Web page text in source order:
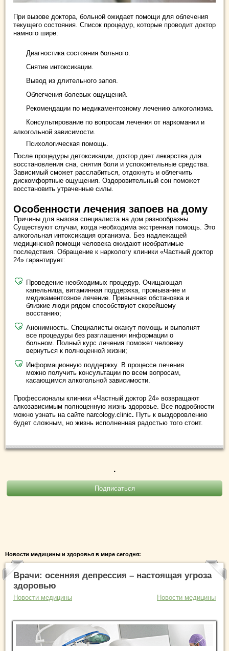
При вызове доктора, больной ожидает помощи для облечения
текущего состояния. Список процедур, которые проводит доктор
намного шире:
Диагностика состояния больного.
Снятие интоксикации.
Вывод из длительного запоя.
Облегчения болевых ощущений.
Рекомендации по медикаментозному лечению алкоголизма.
Консультирование по вопросам лечения от наркомании и
алкогольной зависимости.
Психологическая помощь.
После процедуры детоксикации, доктор дает лекарства для
восстановления сна, снятия боли и успокоительные средства.
Зависимый сможет расслабиться, отдохнуть и облегчить
дискомфортные ощущения. Оздоровительный сон поможет
восстановить утраченные силы.
Особенности лечения запоев на дому
Причины для вызова специалиста на дом разнообразны.
Существуют случаи, когда необходима экстренная помощь. Это
алкогольная интоксикация организма. Без надлежащей
медицинской помощи человека ожидают необратимые
последствия. Обращение к наркологу клиники «Частный доктор
24» гарантирует:
Проведение необходимых процедур. Очищающая
капельница, витаминная поддержка, промывание и
медикаментозное лечение. Привычная обстановка и
близкие люди рядом способствуют скорейшему
восстанию;
Анонимность. Специалисты окажут помощь и выполнят
все процедуры без разглашения информации о
больном. Полный курс лечения поможет человеку
вернуться к полноценной жизни;
Информационную поддержку. В процессе лечения
можно получить консультации по всем вопросам,
касающимся алкогольной зависимости.
Профессионалы клиники «Частный доктор 24» возвращают
алкозависимым полноценную жизнь здоровье. Все подробности
можно узнать на сайте narcology.clinic. Путь к выздоровлению
будет сложным, но жизнь исполненная радостью того стоит.
.
Новости медицины и здоровья в мире сегодня:
Врачи: осенняя депрессия – настоящая угроза
здоровью
Новости медицины Новости медицины